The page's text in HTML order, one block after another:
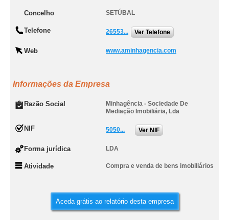
Concelho SETÚBAL
Telefone 26553... Ver Telefone
Web www.aminhagencia.com
Informações da Empresa
Razão Social
Minhagência - Sociedade De
Mediação Imobiliária, Lda
NIF 5050... Ver NIF
Forma jurídica LDA
Atividade Compra e venda de bens imobiliários
Aceda grátis ao relatório desta empresa